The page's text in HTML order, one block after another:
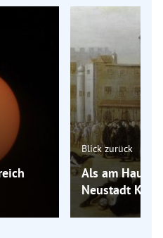
Blick zurück
Als am
Neustadt